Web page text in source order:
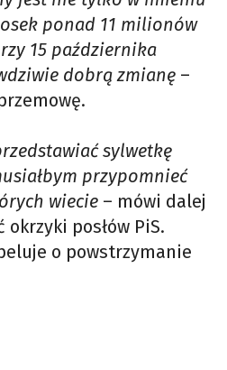
ponad 11 milionów
15 października
dobrą zmianę –
sylwetkę
przypomnieć
wiecie – mówi dalej
okrzyki posłów PiS.
o powstrzymanie